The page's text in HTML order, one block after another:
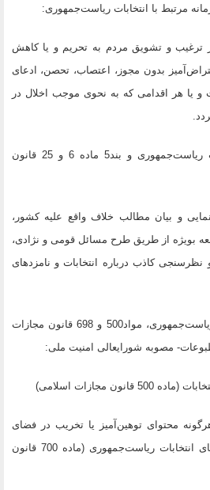
مرتبط با انتخابات ریاست‌جمهوری:
ترغیب و تشویق مردم به تحریم و یا کاهش
بدون مجوز، اعتصاب، تحصن، ادعای
و یا هر اقدامی که به نحوی موجب اخلال در
بند 7 ماده 33 قانون انتخابات ریاست‌جمهوری و بند5 ماده 6 و 25 قانون
و بیان مطالب خلاف واقع علیه کشور،
بویژه از طریق طرح مسائل قومی و نژادی،
نظرسنجی کاذب درباره انتخابات و نامزدهای
بند7 ماده 33 قانون انتخابات ریاست‌جمهوری، مواد500 و 698 قانون مجازات
محتوای توهین‌آمیز یا تخریب در فضای
مجازی علیه انتخابات و نامزدهای انتخابات ریاست‌جمهوری (ماده 700 قانون